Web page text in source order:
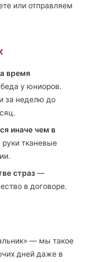
или отправляем
время
у юниоров.
за неделю до
иначе чем в
тканевые
страз —
в договоре.
— мы такое
дней даже в